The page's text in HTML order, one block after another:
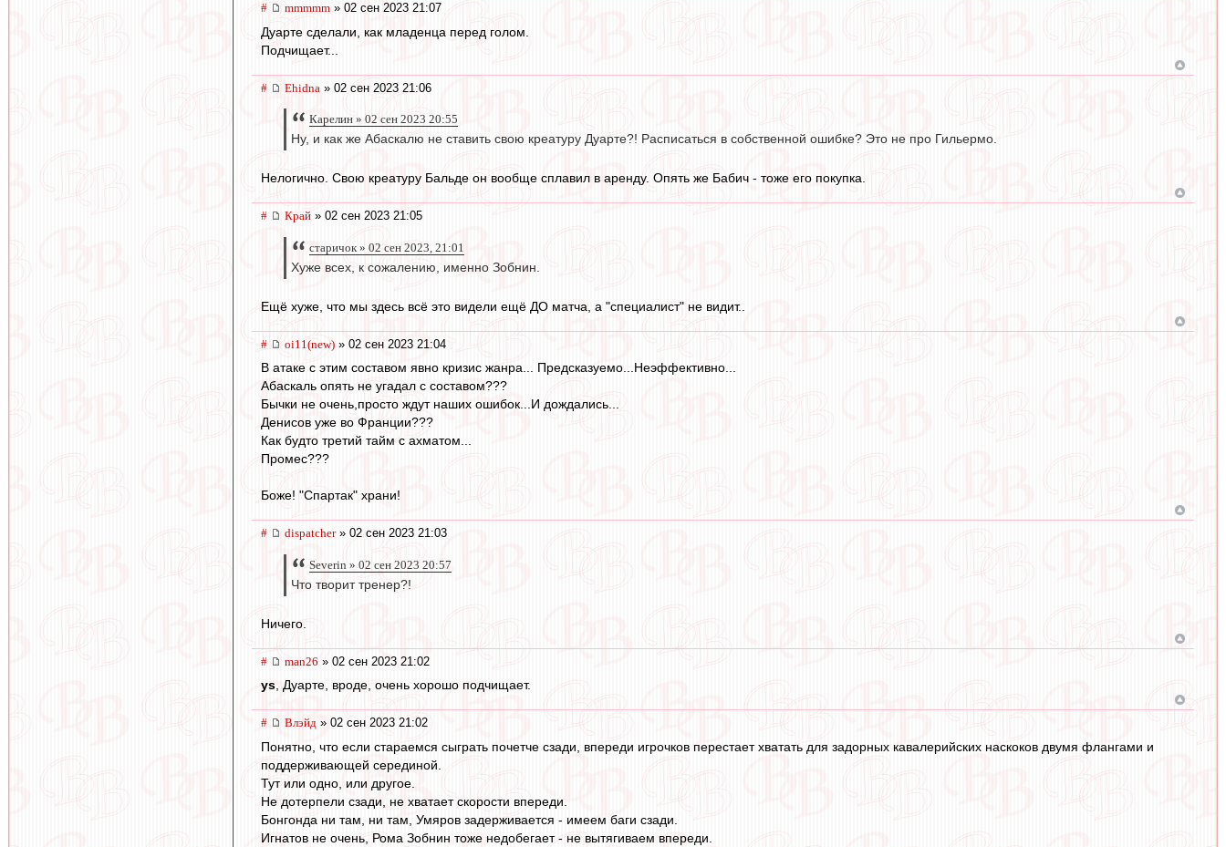
# mmmmm » 02 сен 2023 21:07
Дуарте сделали, как младенца перед голом.
Подчищает...
# Ehidna » 02 сен 2023 21:06
Карелин » 02 сен 2023 20:55
Ну, и как же Абаскалю не ставить свою креатуру Дуарте?! Расписаться в собственной ошибке? Это не про Гильермо.
Нелогично. Свою креатуру Бальде он вообще сплавил в аренду. Опять же Бабич - тоже его покупка.
# Край » 02 сен 2023 21:05
старичок » 02 сен 2023, 21:01
Хуже всех, к сожалению, именно Зобнин.
Ещё хуже, что мы здесь всё это видели ещё ДО матча, а "специалист" не видит..
# oi11(new) » 02 сен 2023 21:04
В атаке с этим составом явно кризис жанра... Предсказуемо...Неэффективно...
Абаскаль опять не угадал с составом???
Бычки не очень,просто ждут наших ошибок...И дождались...
Денисов уже во Франции???
Как будто третий тайм с ахматом...
Промес???
Боже! "Спартак" храни!
# dispatcher» 02 сен 2023 21:03
Severin » 02 сен 2023 20:57
Что творит тренер?!
Ничего.
# man26 » 02 сен 2023 21:02
ys, Дуарте, вроде, очень хорошо подчищает.
# Влэйд » 02 сен 2023 21:02
Понятно, что если стараемся сыграть почетче сзади, впереди игрочков перестает хватать для задорных кавалерийских наскоков двумя флангами и
поддерживающей серединой.
Тут или одно, или другое.
Не дотерпели сзади, не хватает скорости впереди.
Бонгонда ни там, ни там, Умяров задерживается - имеем баги сзади.
Игнатов не очень, Рома Зобнин тоже недобегает - не вытягиваем впереди.